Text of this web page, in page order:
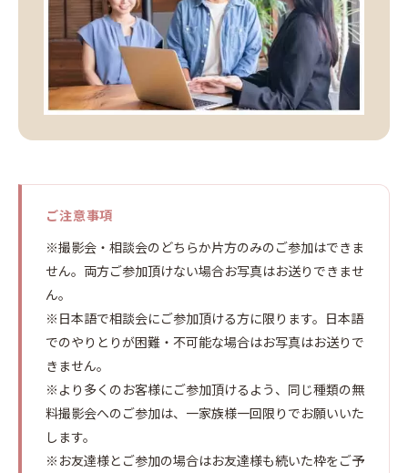
ご注意事項
※撮影会・相談会のどちらか片方のみのご参加はできま
せん。両方ご参加頂けない場合お写真はお送りできませ
ん。
※日本語で相談会にご参加頂ける方に限ります。日本語
でのやりとりが困難・不可能な場合はお写真はお送りで
きません。
※より多くのお客様にご参加頂けるよう、同じ種類の無
料撮影会へのご参加は、一家族様一回限りでお願いいた
します。
※お友達様とご参加の場合はお友達様も続いた枠をご予